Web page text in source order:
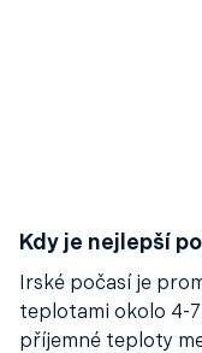
Kdy je nejlepší
Irské počasí je
teplotami okolo 4-
příjemné teploty